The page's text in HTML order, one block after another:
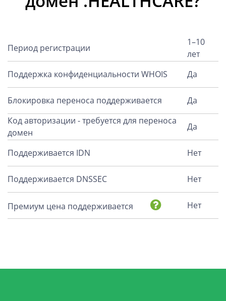
Период регистрации
1–10
лет
Поддержка конфиденциальности WHOIS
Да
Блокировка переноса поддерживается
Да
Код авторизации - требуется для переноса
домен
Да
Поддерживается IDN Нет
Поддерживается DNSSEC Нет
Премиум цена поддерживается Нет